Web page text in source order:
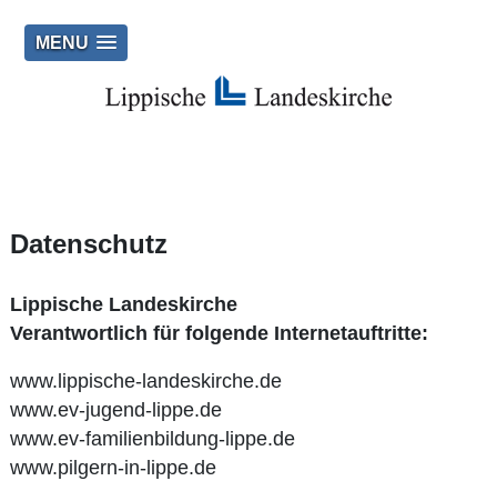
MENU
Datenschutz
Lippische Landeskirche
Verantwortlich für folgende Internetauftritte:
www.lippische-landeskirche.de
www.ev-jugend-lippe.de
www.ev-familienbildung-lippe.de
www.pilgern-in-lippe.de